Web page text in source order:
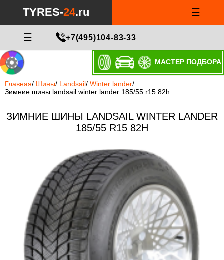
TYRES-24.ru ☰
☰ +7(495)104-83-33
МАСТЕР ПОДБОРА
Главная/ Шины/ Landsail/ Winter lander/
Зимние шины landsail winter lander 185/55 r15 82h
ЗИМНИЕ ШИНЫ LANDSAIL WINTER LANDER
185/55 R15 82H